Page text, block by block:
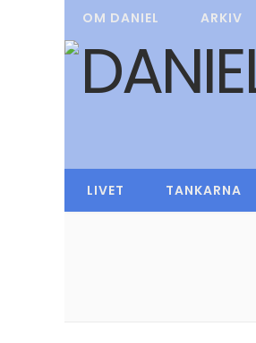
OM DANIEL ARKIV
LIVET TANKARNA